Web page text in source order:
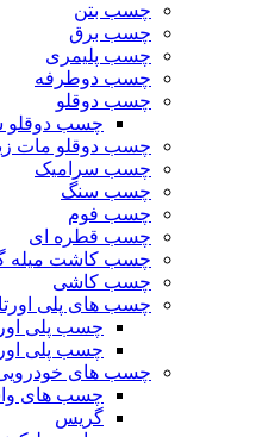
چسب بتن
چسب برق
چسب پلیمری
چسب دوطرفه
چسب دوقلو
چسب دوقلو
چسب دوقلو مات
چسب سرامیک
چسب سنگ
چسب فوم
چسب قطره ای
چسب کاشت میله
چسب کاشی
چسب های پلی
چسب پلی
چسب پلی
چسب های
چسب های
گریس